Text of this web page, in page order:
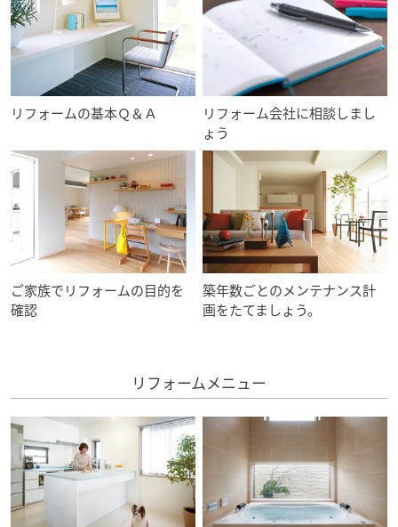
リフォームの基本Ｑ＆Ａ
リフォーム会社に相談しまし
ょう
ご家族でリフォームの目的を
確認
築年数ごとのメンテナンス計
画をたてましょう。
リフォームメニュー